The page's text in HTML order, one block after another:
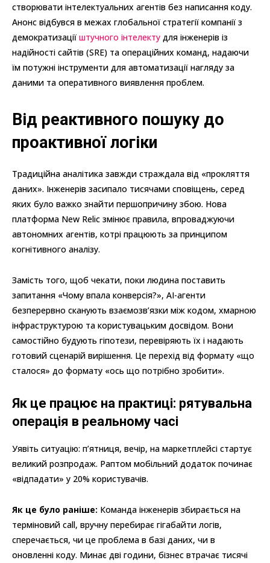
створювати інтелектуальних агентів без написання коду.
Анонс відбувся в межах глобальної стратегії компанії з
демократизації штучного інтелекту для інженерів із
надійності сайтів (SRE) та операційних команд, надаючи
їм потужні інструменти для автоматизації нагляду за
даними та оперативного виявлення проблем.
Від реактивного пошуку до
проактивної логіки
Традиційна аналітика завжди страждала від «прокляття
даних». Інженерів засипало тисячами сповіщень, серед
яких було важко знайти першопричину збою. Нова
платформа New Relic змінює правила, впроваджуючи
автономних агентів, котрі працюють за принципом
когнітивного аналізу.
Замість того, щоб чекати, поки людина поставить
запитання «Чому впала конверсія?», AI-агенти
безперервно сканують взаємозв’язки між кодом, хмарною
інфраструктурою та користувацьким досвідом. Вони
самостійно будують гіпотези, перевіряють їх і надають
готовий сценарій вирішення. Це перехід від формату «що
сталося» до формату «ось що потрібно зробити».
Як це працює на практиці: рятувальна
операція в реальному часі
Уявіть ситуацію: п’ятниця, вечір, на маркетплейсі стартує
великий розпродаж. Раптом мобільний додаток починає
«відпадати» у 20% користувачів.
Як це було раніше: Команда інженерів збирається на
терміновий call, вручну перебирає гігабайти логів,
сперечається, чи це проблема в базі даних, чи в
оновленні коду. Минає дві години, бізнес втрачає тисячі